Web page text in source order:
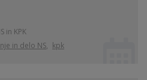
in KPK
in delo NS, kpk